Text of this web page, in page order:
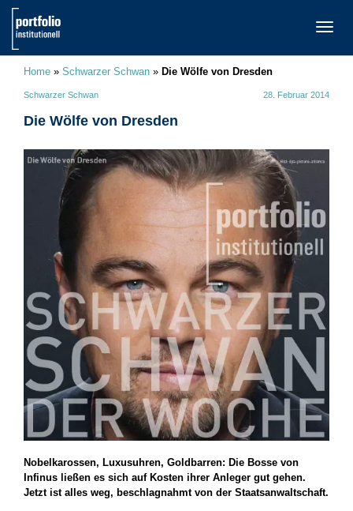
Home » Schwarzer Schwan » Die Wölfe von Dresden
Schwarzer Schwan 28. Februar 2014
Die Wölfe von Dresden
Nobelkarossen, Luxusuhren, Goldbarren: Die Bosse von
Infinus ließen es sich auf Kosten ihrer Anleger gut gehen.
Jetzt ist alles weg, beschlagnahmt von der Staatsanwaltschaft.